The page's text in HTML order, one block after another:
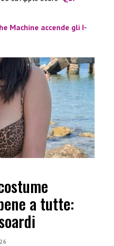
Machine accende gli I-
a tutte: